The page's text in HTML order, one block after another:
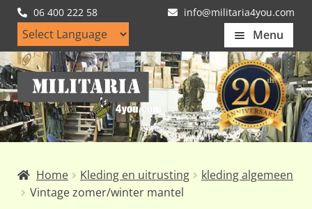
06 400 222 58 info@militaria4you.com
Menu
Home
Artikelen
Nieuws
Klantfotos
Ga
door
naar
navigatie
Ga
naar
de
inhoud
Home Kleding en uitrusting
kleding algemeen
Vintage zomer/winter mantel